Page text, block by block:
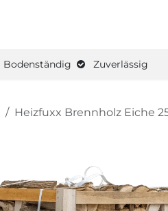
Bodenständig Zuverlässig
Heizfuxx Brennholz Eiche